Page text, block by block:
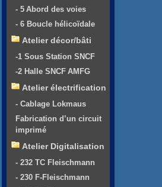
- 5 Abord des voies
- 6 Boucle hélicoïdale
Atelier décor/bâti
-1 Sous Station SNCF
-2 Halle SNCF AMFG
Atelier électrification
- Cablage Lokmaus
Fabrication d’un circuit
imprimé
Atelier Digitalisation
- 232 TC Fleischmann
- 230 F-Fleischmann